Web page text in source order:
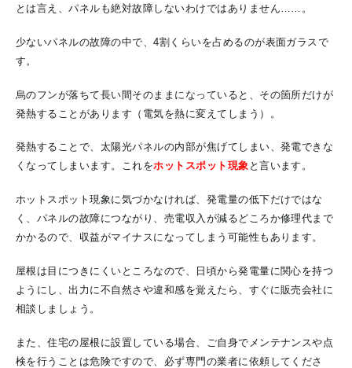
とは言え、パネルも絶対故障しないわけではありません……。
少ないパネルの故障の中で、4割くらいを占めるのが表面ガラスで
す。
烏のフンが落ちて長い間そのままになっていると、その箇所だけが
発熱することがあります（電気を熱に変えてしまう）。
発熱することで、太陽光パネルの内部が焦げてしまい、発電できな
くなってしまいます。これをホットスポット現象 と言います。
ホットスポット現象に気づかなければ、発電量の低下だけではな
く、パネルの故障につながり、売電収入が減るどころか修理代まで
かかるので、収益がマイナスになってしまう可能性もあります。
屋根は目につきにくいところなので、日頃から発電量に関心を持つ
ようにし、出力に不自然さや違和感を覚えたら、すぐに販売会社に
相談しましょう。
また、住宅の屋根に設置している場合、ご自身でメンテナンスや点
検を行うことは危険ですので、必ず専門の業者に依頼してくださ